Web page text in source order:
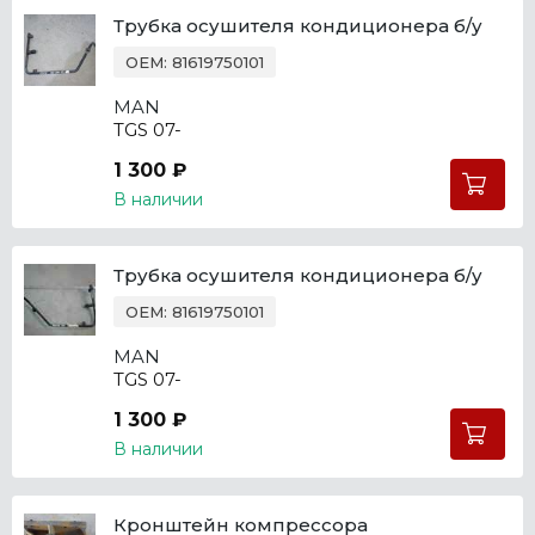
Трубка осушителя кондиционера б/у
OEM: 81619750101
MAN
TGS 07-
1 300 ₽
В наличии
Трубка осушителя кондиционера б/у
OEM: 81619750101
MAN
TGS 07-
1 300 ₽
В наличии
Кронштейн компрессора